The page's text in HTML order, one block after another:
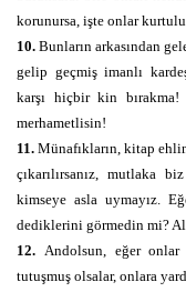
korunursa, işte onlar
10. Bunların arkasından
gelip geçmiş imanlı
karşı hiçbir kin
merhametlisin!
11. Münafıkların, kitap
çıkarılırsanız, mutlaka
kimseye asla uymayız.
dediklerini görmedin mi?
12. Andolsun, eğer onlar
tutuşmuş olsalar, onlara